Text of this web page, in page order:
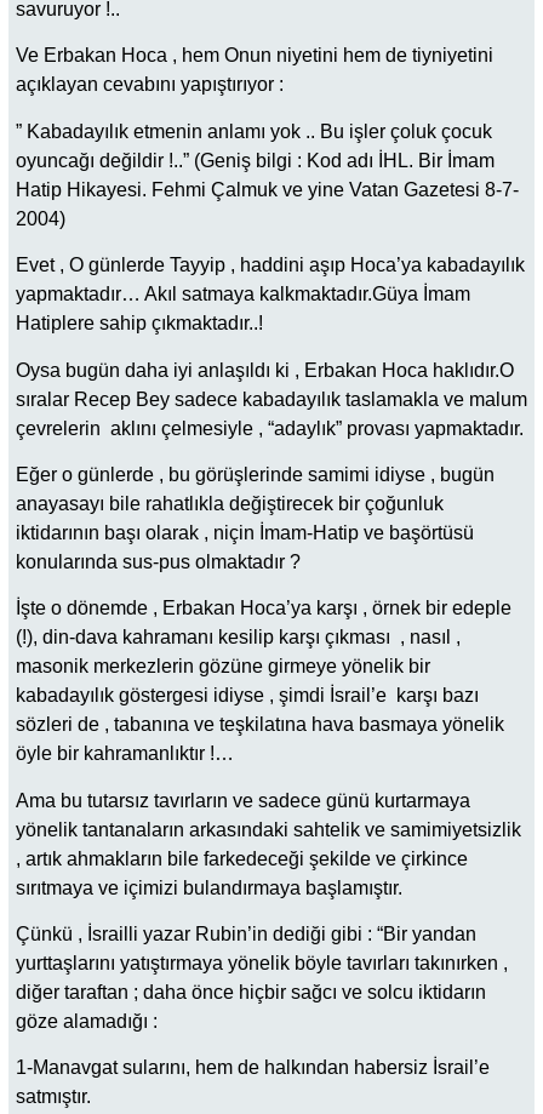
savuruyor !..
Ve Erbakan Hoca , hem Onun niyetini hem de tiyniyetini
açıklayan cevabını yapıştırıyor :
” Kabadayılık etmenin anlamı yok .. Bu işler çoluk çocuk
oyuncağı değildir !..” (Geniş bilgi : Kod adı İHL. Bir İmam
Hatip Hikayesi. Fehmi Çalmuk ve yine Vatan Gazetesi 8-7-
2004)
Evet , O günlerde Tayyip , haddini aşıp Hoca’ya kabadayılık
yapmaktadır… Akıl satmaya kalkmaktadır.Güya İmam
Hatiplere sahip çıkmaktadır..!
Oysa bugün daha iyi anlaşıldı ki , Erbakan Hoca haklıdır.O
sıralar Recep Bey sadece kabadayılık taslamakla ve malum
çevrelerin aklını çelmesiyle , “adaylık” provası yapmaktadır.
Eğer o günlerde , bu görüşlerinde samimi idiyse , bugün
anayasayı bile rahatlıkla değiştirecek bir çoğunluk
iktidarının başı olarak , niçin İmam-Hatip ve başörtüsü
konularında sus-pus olmaktadır ?
İşte o dönemde , Erbakan Hoca’ya karşı , örnek bir edeple
(!), din-dava kahramanı kesilip karşı çıkması , nasıl ,
masonik merkezlerin gözüne girmeye yönelik bir
kabadayılık göstergesi idiyse , şimdi İsrail’e karşı bazı
sözleri de , tabanına ve teşkilatına hava basmaya yönelik
öyle bir kahramanlıktır !…
Ama bu tutarsız tavırların ve sadece günü kurtarmaya
yönelik tantanaların arkasındaki sahtelik ve samimiyetsizlik
, artık ahmakların bile farkedeceği şekilde ve çirkince
sırıtmaya ve içimizi bulandırmaya başlamıştır.
Çünkü , İsrailli yazar Rubin’in dediği gibi : “Bir yandan
yurttaşlarını yatıştırmaya yönelik böyle tavırları takınırken ,
diğer taraftan ; daha önce hiçbir sağcı ve solcu iktidarın
göze alamadığı :
1-Manavgat sularını, hem de halkından habersiz İsrail’e
satmıştır.